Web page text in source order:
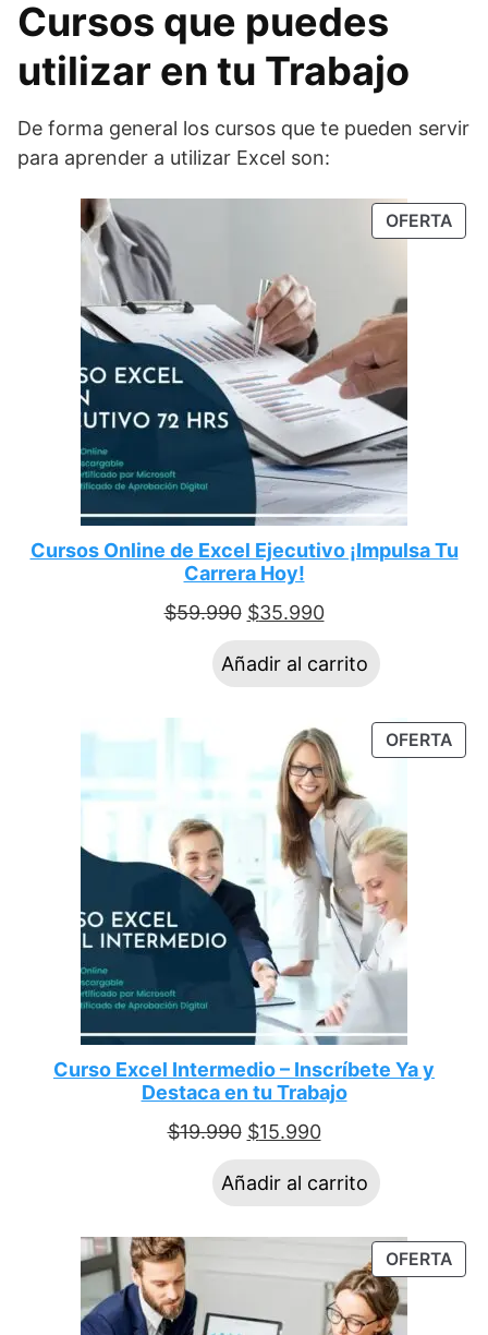
Cursos que puedes
utilizar en tu Trabajo
De forma general los cursos que te pueden servir
para aprender a utilizar Excel son:
OFERTA
Cursos Online de Excel Ejecutivo ¡Impulsa Tu
Carrera Hoy!
$59.990 $35.990
Añadir al carrito
OFERTA
Curso Excel Intermedio – Inscríbete Ya y
Destaca en tu Trabajo
$19.990 $15.990
Añadir al carrito
OFERTA